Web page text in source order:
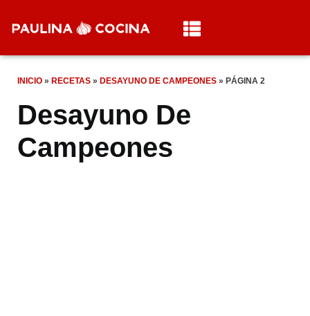
INICIO » RECETAS » DESAYUNO DE CAMPEONES » PÁGINA 2
Desayuno De
Campeones